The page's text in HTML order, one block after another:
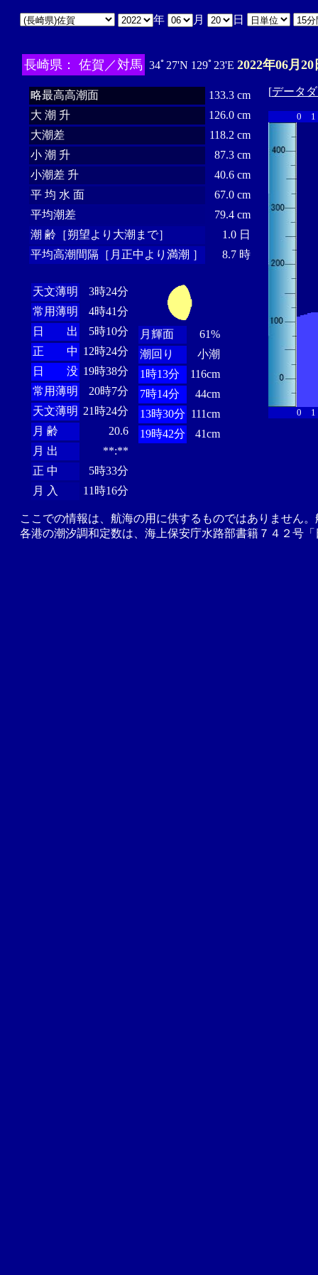
年 月 日
長崎県： 佐賀／対馬 34ﾟ27'N 129ﾟ23'E 2022年06月
略最高高潮面
133.3 cm
大 潮 升
126.0 cm
大潮差
118.2 cm
小 潮 升
87.3 cm
小潮差 升
40.6 cm
平 均 水 面
67.0 cm
平均潮差
79.4 cm
潮 齢［朔望より大潮まで］
1.0 日
平均高潮間隔［月正中より満潮 ］
8.7 時
天文薄明
3時24分
常用薄明
4時41分
日 出
5時10分
正 中 12時24分
日 没 19時38分
常用薄明
20時7分
天文薄明 21時24分
月 齢
20.6
月 出
**:**
正 中
5時33分
月 入
11時16分
月輝面
61%
潮回り
小潮
1時13分
116cm
7時14分
44cm
13時30分 111cm
19時42分
41cm
[データ
0 1
0 1
ここでの情報は、航海の用に供するものではありません
各港の潮汐調和定数は、海上保安庁水路部書籍７４２号